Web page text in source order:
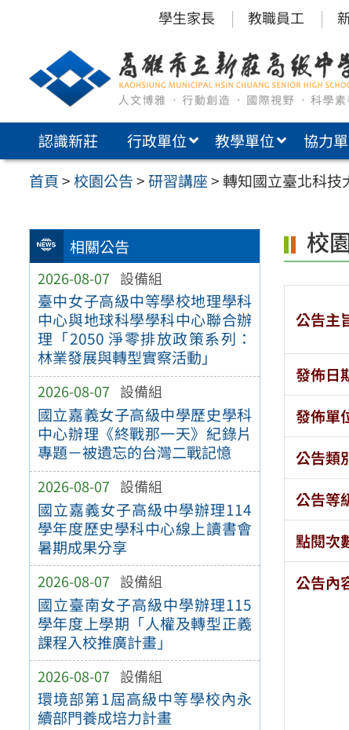
內
學生家長 教職員工
認識新莊 行政單位 教學單位 協力
首頁>校園公告>研習講座>轉知國立臺北科技
相關公告
2026-08-07 設備組
臺中女子高級中等學校地理學科
中心與地球科學學科中心聯合辦
理「2050 淨零排放政策系列：
林業發展與轉型實察活動」
2026-08-07 設備組
國立嘉義女子高級中學歷史學科
中心辦理《終戰那一天》紀錄片
專題－被遺忘的台灣二戰記憶
2026-08-07 設備組
國立嘉義女子高級中學辦理114
學年度歷史學科中心線上讀書會
暑期成果分享
2026-08-07 設備組
國立臺南女子高級中學辦理115
學年度上學期「人權及轉型正義
課程入校推廣計畫」
2026-08-07 設備組
環境部第1屆高級中等學校內永
續部門養成培力計畫
校
公告主
發佈日
發佈單
公告類
公告等
點閱次
公告內